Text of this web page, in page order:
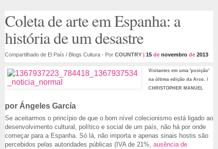
Coleta de arte em Espanha: a
história de um desastre
Compartilhado de El País / Blogs Cultura - Por COUNTRY 15 de novembro de 2013
Visitantes em uma 'posição'
na última edição da Arco. /
CHRISTOPHER MANUEL
por Ángeles García
Se aceitarmos o princípio de que o bom nível colecionismo está ligado ao
desenvolvimento cultural, político e social de um país, não há por onde
começar para a Espanha. Só lá, não importa e apenas sinais hostis são
percebidos pelas autoridades públicas (IVA de 21%, ausência de